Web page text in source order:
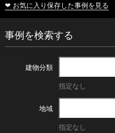
❤ お気に入り保存した事例を見る
事例を検索する
建物分類
指定なし
地域
指定なし